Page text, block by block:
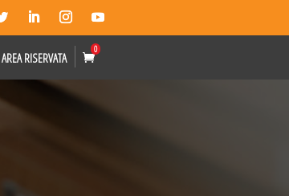
AREA RISERVATA
0